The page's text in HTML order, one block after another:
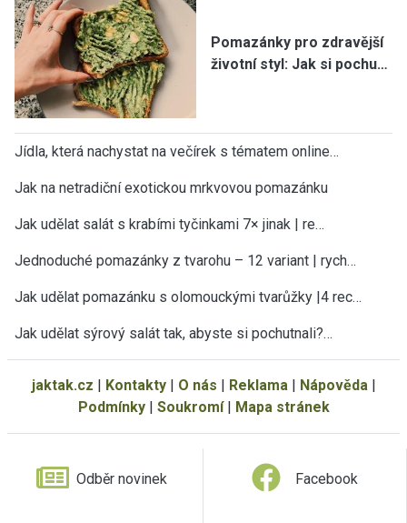
Pomazánky pro zdravější
životní styl: Jak si pochu…
Jídla, která nachystat na večírek s tématem online…
Jak na netradiční exotickou mrkvovou pomazánku
Jak udělat salát s krabími tyčinkami 7× jinak | re…
Jednoduché pomazánky z tvarohu – 12 variant | rych…
Jak udělat pomazánku s olomouckými tvarůžky |4 rec…
Jak udělat sýrový salát tak, abyste si pochutnali?…
jaktak.cz Kontakty| O nás Reklama| Nápověda|
Podmínky| Soukromí| Mapa stránek
Odběr novinek Facebook